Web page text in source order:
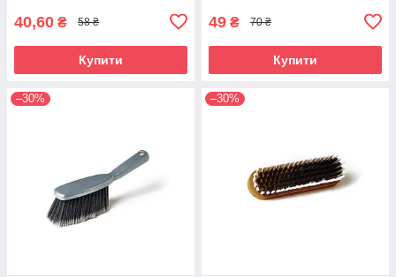
40,60 ₴ 58 ₴
Купити
49 ₴ 70 ₴
Купити
–30% –30%